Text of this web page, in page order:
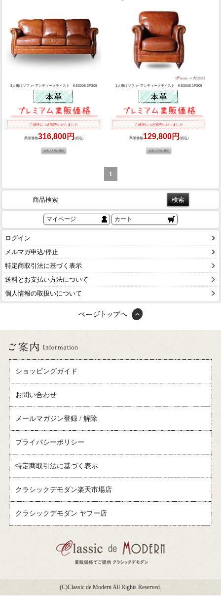
3人掛けソファ･アンティークテイスト KS3008-3FG05
ご好評につき完売いたしました
業販価格316,800円(税込)
1人掛けソファ･アンティークテイスト KS3008-1FG05
ご好評につき完売いたしました
業販価格129,800円 (税込)
1
商品検索
マイページ カート
ログイン
メルマガ申込/停止
特定商取引法に基づく表示
送料とお支払い方法について
個人情報の取扱いについて
ショッピングガイド
お問い合わせ
メールマガジン登録 / 解除
プライバシーポリシー
特定商取引法に基づく表示
クラシックデモダン楽天市場店
クラシックデモダン ヤフー店
(C)Classic de Modern All Rights Reserved.